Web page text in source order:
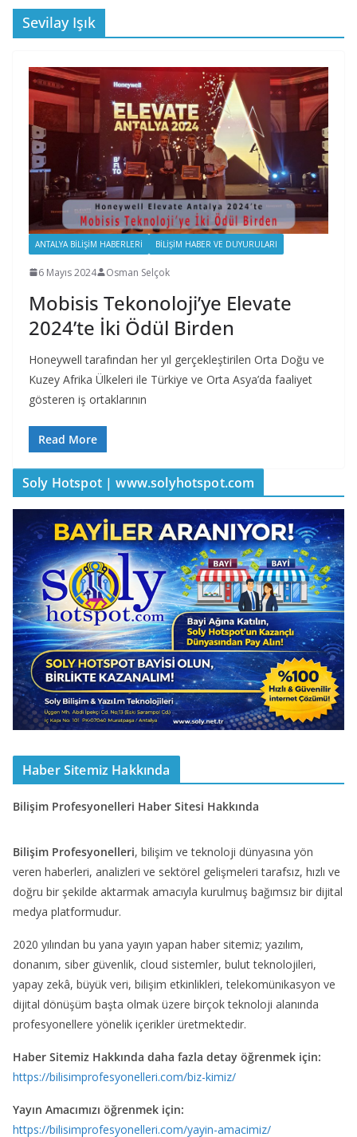
Sevilay Işık
ANTALYA BILIŞIM HABERLERI BILIŞIM HABER VE DUYURULARI
6 Mayıs 2024 Osman Selçok
Mobisis Tekonoloji’ye Elevate
2024’te İki Ödül Birden
Honeywell tarafından her yıl gerçekleştirilen Orta Doğu ve
Kuzey Afrika Ülkeleri ile Türkiye ve Orta Asya’da faaliyet
gösteren iş ortaklarının
Read More
Soly Hotspot | www.solyhotspot.com
Haber Sitemiz Hakkında
Bilişim Profesyonelleri Haber Sitesi Hakkında
Bilişim Profesyonelleri, bilişim ve teknoloji dünyasına yön
veren haberleri, analizleri ve sektörel gelişmeleri tarafsız, hızlı ve
doğru bir şekilde aktarmak amacıyla kurulmuş bağımsız bir dijital
medya platformudur.
2020 yılından bu yana yayın yapan haber sitemiz; yazılım,
donanım, siber güvenlik, cloud sistemler, bulut teknolojileri,
yapay zekâ, büyük veri, bilişim etkinlikleri, telekomünikasyon ve
dijital dönüşüm başta olmak üzere birçok teknoloji alanında
profesyonellere yönelik içerikler üretmektedir.
Haber Sitemiz Hakkında daha fazla detay öğrenmek için:
https://bilisimprofesyonelleri.com/biz-kimiz/
Yayın Amacımızı öğrenmek için:
https://bilisimprofesyonelleri.com/yayin-amacimiz/